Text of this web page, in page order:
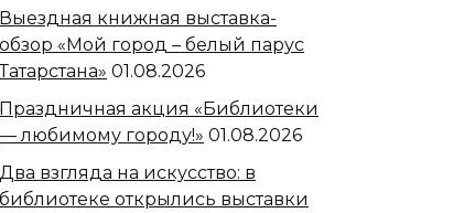
Выездная книжная выставка-
обзор «Мой город – белый парус
Татарстана» 01.08.2026
Праздничная акция «Библиотеки
— любимому городу!» 01.08.2026
Два взгляда на искусство: в
библиотеке открылись выставки